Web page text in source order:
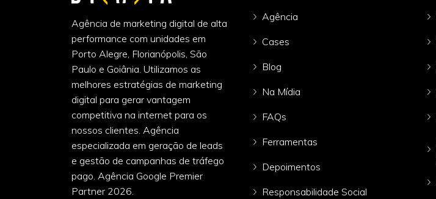
Agência de marketing digital de alta
performance com unidades em
Porto Alegre, Florianópolis, São
Paulo e Goiânia. Utilizamos as
melhores estratégias de marketing
digital para gerar vantagem
competitiva na internet para os
nossos clientes. Agência
especializada em geração de leads
e gestão de campanhas de tráfego
pago. Agência Google Premier
Partner 2026.
Agência
Cases
Blog
Na Mídia
FAQs
Ferramentas
Depoimentos
Responsabilidade Social